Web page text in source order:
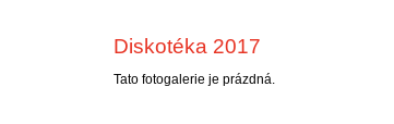
Diskotéka 2017
Tato fotogalerie je prázdná.